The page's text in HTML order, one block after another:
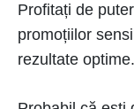
Profitați de
promoțiilor
rezultate optime.